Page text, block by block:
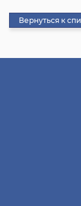
Вернуться к